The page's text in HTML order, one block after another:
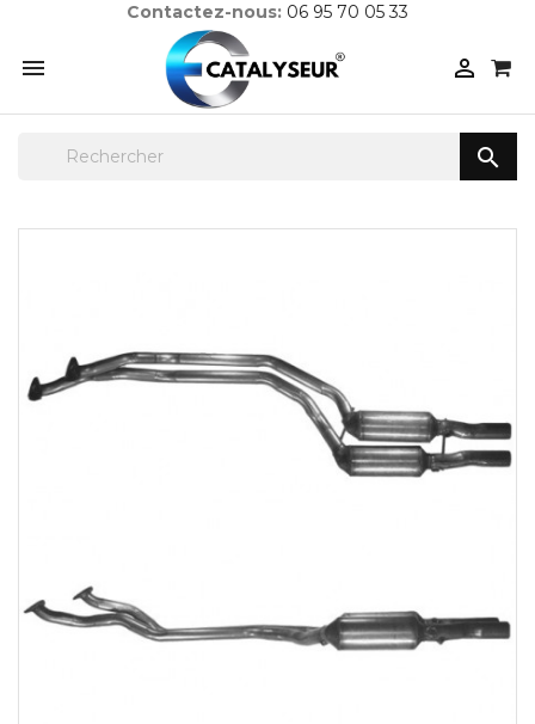
Contactez-nous: 06 95 70 05 33
 
